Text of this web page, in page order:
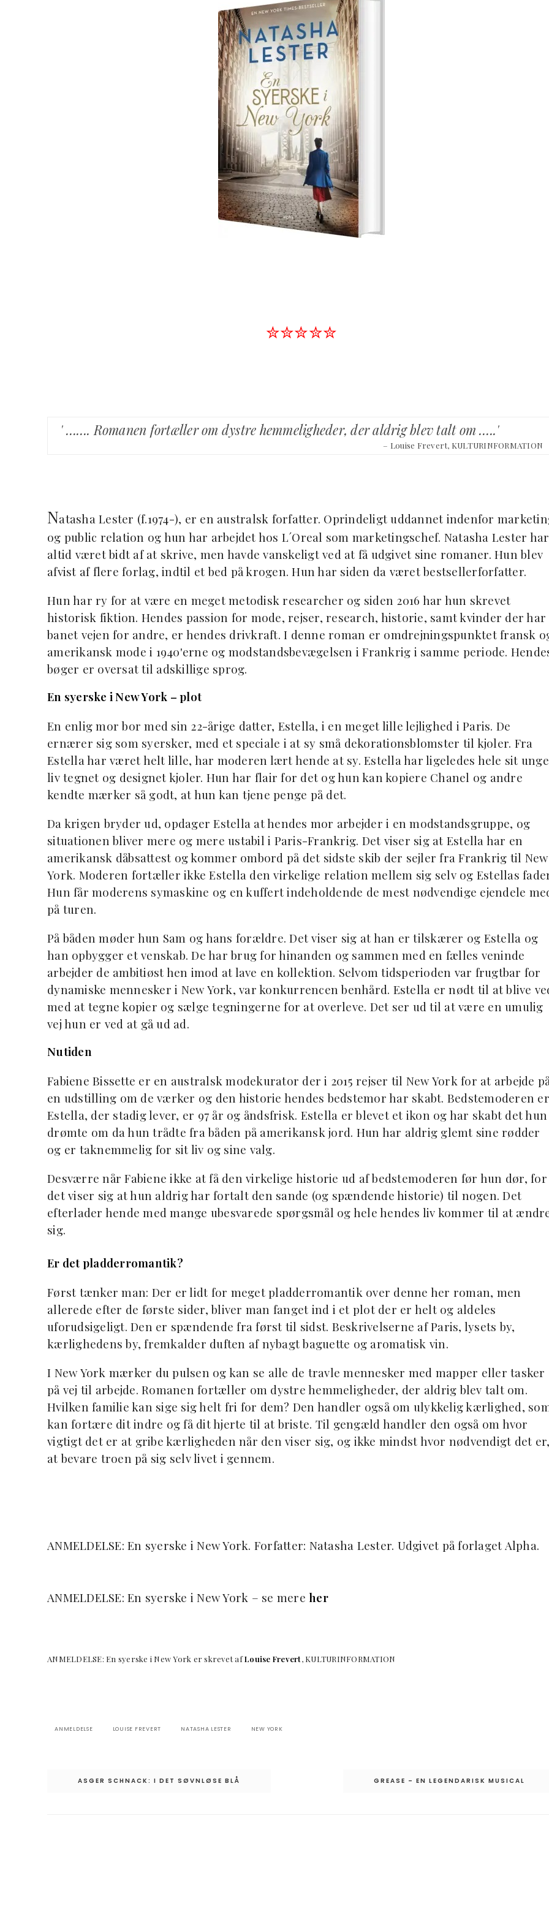
✮✮✮✮✮
' ……. Romanen fortæller om dystre hemmeligheder, der aldrig blev talt om …..'
– Louise Frevert, KULTURINFORMATION
Natasha Lester (f.1974-), er en australsk forfatter. Oprindeligt uddannet indenfor
og public relation og hun har arbejdet hos L´Oreal som marketingschef. Natasha Lester har
altid været bidt af at skrive, men havde vanskeligt ved at få udgivet sine romaner. Hun blev
afvist af flere forlag, indtil et bed på krogen. Hun har siden da været bestsellerforfatter.
Hun har ry for at være en meget metodisk researcher og siden 2016 har hun skrevet
historisk fiktion. Hendes passion for mode, rejser, research, historie, samt kvinder der har
banet vejen for andre, er hendes drivkraft. I denne roman er omdrejningspunktet fransk
amerikansk mode i 1940'erne og modstandsbevægelsen i Frankrig i samme periode.
bøger er oversat til adskillige sprog.
En syerske i New York – plot
En enlig mor bor med sin 22-årige datter, Estella, i en meget lille lejlighed i Paris. De
ernærer sig som syersker, med et speciale i at sy små dekorationsblomster til kjoler. Fra
Estella har været helt lille, har moderen lært hende at sy. Estella har ligeledes hele sit unge
liv tegnet og designet kjoler. Hun har flair for det og hun kan kopiere Chanel og andre
kendte mærker så godt, at hun kan tjene penge på det.
Da krigen bryder ud, opdager Estella at hendes mor arbejder i en modstandsgruppe, og
situationen bliver mere og mere ustabil i Paris-Frankrig. Det viser sig at Estella har en
amerikansk dåbsattest og kommer ombord på det sidste skib der sejler fra Frankrig til New
York. Moderen fortæller ikke Estella den virkelige relation mellem sig selv og Estellas
Hun får moderens symaskine og en kuffert indeholdende de mest nødvendige ejendele
på turen.
På båden møder hun Sam og hans forældre. Det viser sig at han er tilskærer og Estella og
han opbygger et venskab. De har brug for hinanden og sammen med en fælles veninde
arbejder de ambitiøst hen imod at lave en kollektion. Selvom tidsperioden var frugtbar for
dynamiske mennesker i New York, var konkurrencen benhård. Estella er nødt til at blive
med at tegne kopier og sælge tegningerne for at overleve. Det ser ud til at være en umulig
vej hun er ved at gå ud ad.
Nutiden
Fabiene Bissette er en australsk modekurator der i 2015 rejser til New York for at arbejde
en udstilling om de værker og den historie hendes bedstemor har skabt. Bedstemoderen er
Estella, der stadig lever, er 97 år og åndsfrisk. Estella er blevet et ikon og har skabt det hun
drømte om da hun trådte fra båden på amerikansk jord. Hun har aldrig glemt sine rødder
og er taknemmelig for sit liv og sine valg.
Desværre når Fabiene ikke at få den virkelige historie ud af bedstemoderen før hun dør, for
det viser sig at hun aldrig har fortalt den sande (og spændende historie) til nogen. Det
efterlader hende med mange ubesvarede spørgsmål og hele hendes liv kommer til at
sig.
Er det pladderromantik?
Først tænker man: Der er lidt for meget pladderromantik over denne her roman, men
allerede efter de første sider, bliver man fanget ind i et plot der er helt og aldeles
uforudsigeligt. Den er spændende fra først til sidst. Beskrivelserne af Paris, lysets by,
kærlighedens by, fremkalder duften af nybagt baguette og aromatisk vin.
I New York mærker du pulsen og kan se alle de travle mennesker med mapper eller tasker
på vej til arbejde. Romanen fortæller om dystre hemmeligheder, der aldrig blev talt om.
Hvilken familie kan sige sig helt fri for dem? Den handler også om ulykkelig kærlighed,
kan fortære dit indre og få dit hjerte til at briste. Til gengæld handler den også om hvor
vigtigt det er at gribe kærligheden når den viser sig, og ikke mindst hvor nødvendigt det
at bevare troen på sig selv livet i gennem.
ANMELDELSE: En syerske i New York. Forfatter: Natasha Lester. Udgivet på forlaget Alpha.
ANMELDELSE: En syerske i New York – se mere her
ANMELDELSE: En syerske i New York er skrevet afLouise Frevert, KULTURINFORMATION
ANMELDELSE LOUISE FREVERT NATASHA LESTER NEW YORK
Indlægsnavigation GREASE – EN LEGENDARISK MUSICAL
ASGER SCHNACK: I DET SØVNLØSE BLÅ